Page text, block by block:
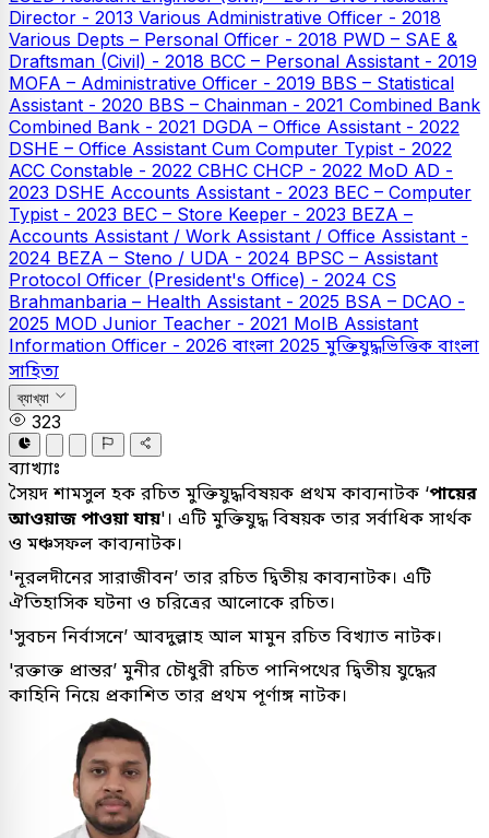
Director - 2013 Various Administrative Officer - 2018
Various Depts – Personal Officer - 2018 PWD – SAE &
Draftsman (Civil) - 2018 BCC – Personal Assistant - 2019
MOFA – Administrative Officer - 2019 BBS – Statistical
Assistant - 2020 BBS – Chainman - 2021 Combined Bank
Combined Bank - 2021 DGDA – Office Assistant - 2022
DSHE – Office Assistant Cum Computer Typist - 2022
ACC Constable - 2022 CBHC CHCP - 2022 MoD AD -
2023 DSHE Accounts Assistant - 2023 BEC – Computer
Typist - 2023 BEC – Store Keeper - 2023 BEZA –
Accounts Assistant / Work Assistant / Office Assistant -
2024 BEZA – Steno / UDA - 2024 BPSC – Assistant
Protocol Officer (President's Office) - 2024 CS
Brahmanbaria – Health Assistant - 2025 BSA – DCAO -
2025 MOD Junior Teacher - 2021 MoIB Assistant
Information Officer - 2026 বাংলা 2025 মুক্তিযুদ্ধভিত্তিক বাংলা
সাহিত্য
ব্যাখ্যা
323
ব্যাখ্যাঃ
সৈয়দ শামসুল হক রচিত মুক্তিযুদ্ধবিষয়ক প্রথম কাব্যনাটক ‘পায়ের
আওয়াজ পাওয়া যায়'। এটি মুক্তিযুদ্ধ বিষয়ক তার সর্বাধিক সার্থক
ও মঞ্চসফল কাব্যনাটক।
'নূরলদীনের সারাজীবন’ তার রচিত দ্বিতীয় কাব্যনাটক। এটি
ঐতিহাসিক ঘটনা ও চরিত্রের আলােকে রচিত।
'সুবচন নির্বাসনে’ আবদুল্লাহ আল মামুন রচিত বিখ্যাত নাটক।
'রক্তাক্ত প্রান্তর’ মুনীর চৌধুরী রচিত পানিপথের দ্বিতীয় যুদ্ধের
কাহিনি নিয়ে প্রকাশিত তার প্রথম পূর্ণাঙ্গ নাটক।